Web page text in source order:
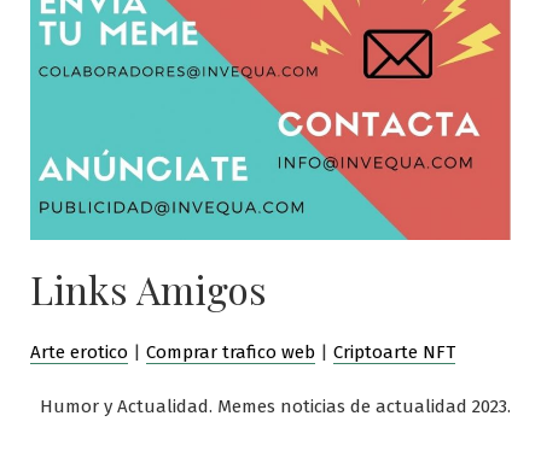
Links Amigos
Arte erotico Comprar trafico web Criptoarte NFT
Humor y Actualidad. Memes noticias de actualidad 2023.